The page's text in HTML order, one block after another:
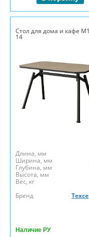
Стол для дома и кафе
14
Длина, мм
Ширина, мм
Глубина, мм
Высота, мм
Вес, кг
Бренд
Наличие РУ